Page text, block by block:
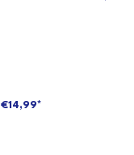
€14,99*